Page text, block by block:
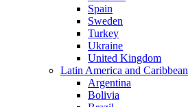
Spain
Sweden
Turkey
Ukraine
United Kingdom
Latin America and Caribbean
Argentina
Bolivia